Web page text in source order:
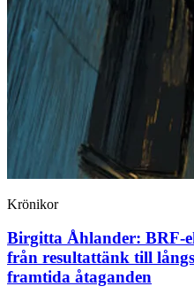
Krönikor
Birgitta Åhlander: BRF-
från resultattänk till
framtida åtaganden